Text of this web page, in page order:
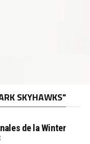
SKYHAWKS"
de la Winter